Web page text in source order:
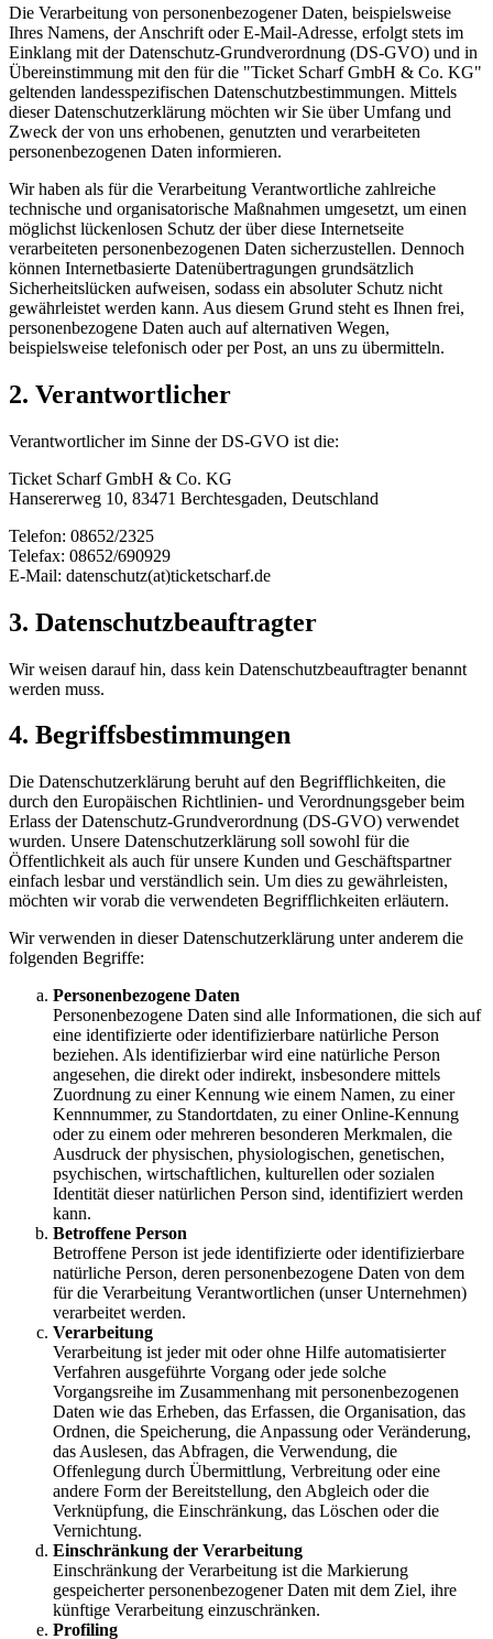
Die Verarbeitung von personenbezogener Daten, beispielsweise
Ihres Namens, der Anschrift oder E-Mail-Adresse, erfolgt stets im
Einklang mit der Datenschutz-Grundverordnung (DS-GVO) und in
Übereinstimmung mit den für die "Ticket Scharf GmbH & Co. KG"
geltenden landesspezifischen Datenschutzbestimmungen. Mittels
dieser Datenschutzerklärung möchten wir Sie über Umfang und
Zweck der von uns erhobenen, genutzten und verarbeiteten
personenbezogenen Daten informieren.
Wir haben als für die Verarbeitung Verantwortliche zahlreiche
technische und organisatorische Maßnahmen umgesetzt, um einen
möglichst lückenlosen Schutz der über diese Internetseite
verarbeiteten personenbezogenen Daten sicherzustellen. Dennoch
können Internetbasierte Datenübertragungen grundsätzlich
Sicherheitslücken aufweisen, sodass ein absoluter Schutz nicht
gewährleistet werden kann. Aus diesem Grund steht es Ihnen frei,
personenbezogene Daten auch auf alternativen Wegen,
beispielsweise telefonisch oder per Post, an uns zu übermitteln.
2. Verantwortlicher
Verantwortlicher im Sinne der DS-GVO ist die:
Ticket Scharf GmbH & Co. KG
Hansererweg 10, 83471 Berchtesgaden, Deutschland
Telefon: 08652/2325
Telefax: 08652/690929
E-Mail: datenschutz(at)ticketscharf.de
3. Datenschutzbeauftragter
Wir weisen darauf hin, dass kein Datenschutzbeauftragter benannt
werden muss.
4. Begriffsbestimmungen
Die Datenschutzerklärung beruht auf den Begrifflichkeiten, die
durch den Europäischen Richtlinien- und Verordnungsgeber beim
Erlass der Datenschutz-Grundverordnung (DS-GVO) verwendet
wurden. Unsere Datenschutzerklärung soll sowohl für die
Öffentlichkeit als auch für unsere Kunden und Geschäftspartner
einfach lesbar und verständlich sein. Um dies zu gewährleisten,
möchten wir vorab die verwendeten Begrifflichkeiten erläutern.
Wir verwenden in dieser Datenschutzerklärung unter anderem die
folgenden Begriffe:
Personenbezogene Daten
Personenbezogene Daten sind alle Informationen, die sich auf
eine identifizierte oder identifizierbare natürliche Person
beziehen. Als identifizierbar wird eine natürliche Person
angesehen, die direkt oder indirekt, insbesondere mittels
Zuordnung zu einer Kennung wie einem Namen, zu einer
Kennnummer, zu Standortdaten, zu einer Online-Kennung
oder zu einem oder mehreren besonderen Merkmalen, die
Ausdruck der physischen, physiologischen, genetischen,
psychischen, wirtschaftlichen, kulturellen oder sozialen
Identität dieser natürlichen Person sind, identifiziert werden
kann.
Betroffene Person
Betroffene Person ist jede identifizierte oder identifizierbare
natürliche Person, deren personenbezogene Daten von dem
für die Verarbeitung Verantwortlichen (unser Unternehmen)
verarbeitet werden.
Verarbeitung
Verarbeitung ist jeder mit oder ohne Hilfe automatisierter
Verfahren ausgeführte Vorgang oder jede solche
Vorgangsreihe im Zusammenhang mit personenbezogenen
Daten wie das Erheben, das Erfassen, die Organisation, das
Ordnen, die Speicherung, die Anpassung oder Veränderung,
das Auslesen, das Abfragen, die Verwendung, die
Offenlegung durch Übermittlung, Verbreitung oder eine
andere Form der Bereitstellung, den Abgleich oder die
Verknüpfung, die Einschränkung, das Löschen oder die
Vernichtung.
Einschränkung der Verarbeitung
Einschränkung der Verarbeitung ist die Markierung
gespeicherter personenbezogener Daten mit dem Ziel, ihre
künftige Verarbeitung einzuschränken.
Profiling